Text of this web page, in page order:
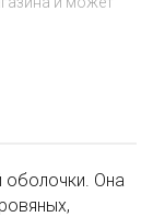
оболочки. Она